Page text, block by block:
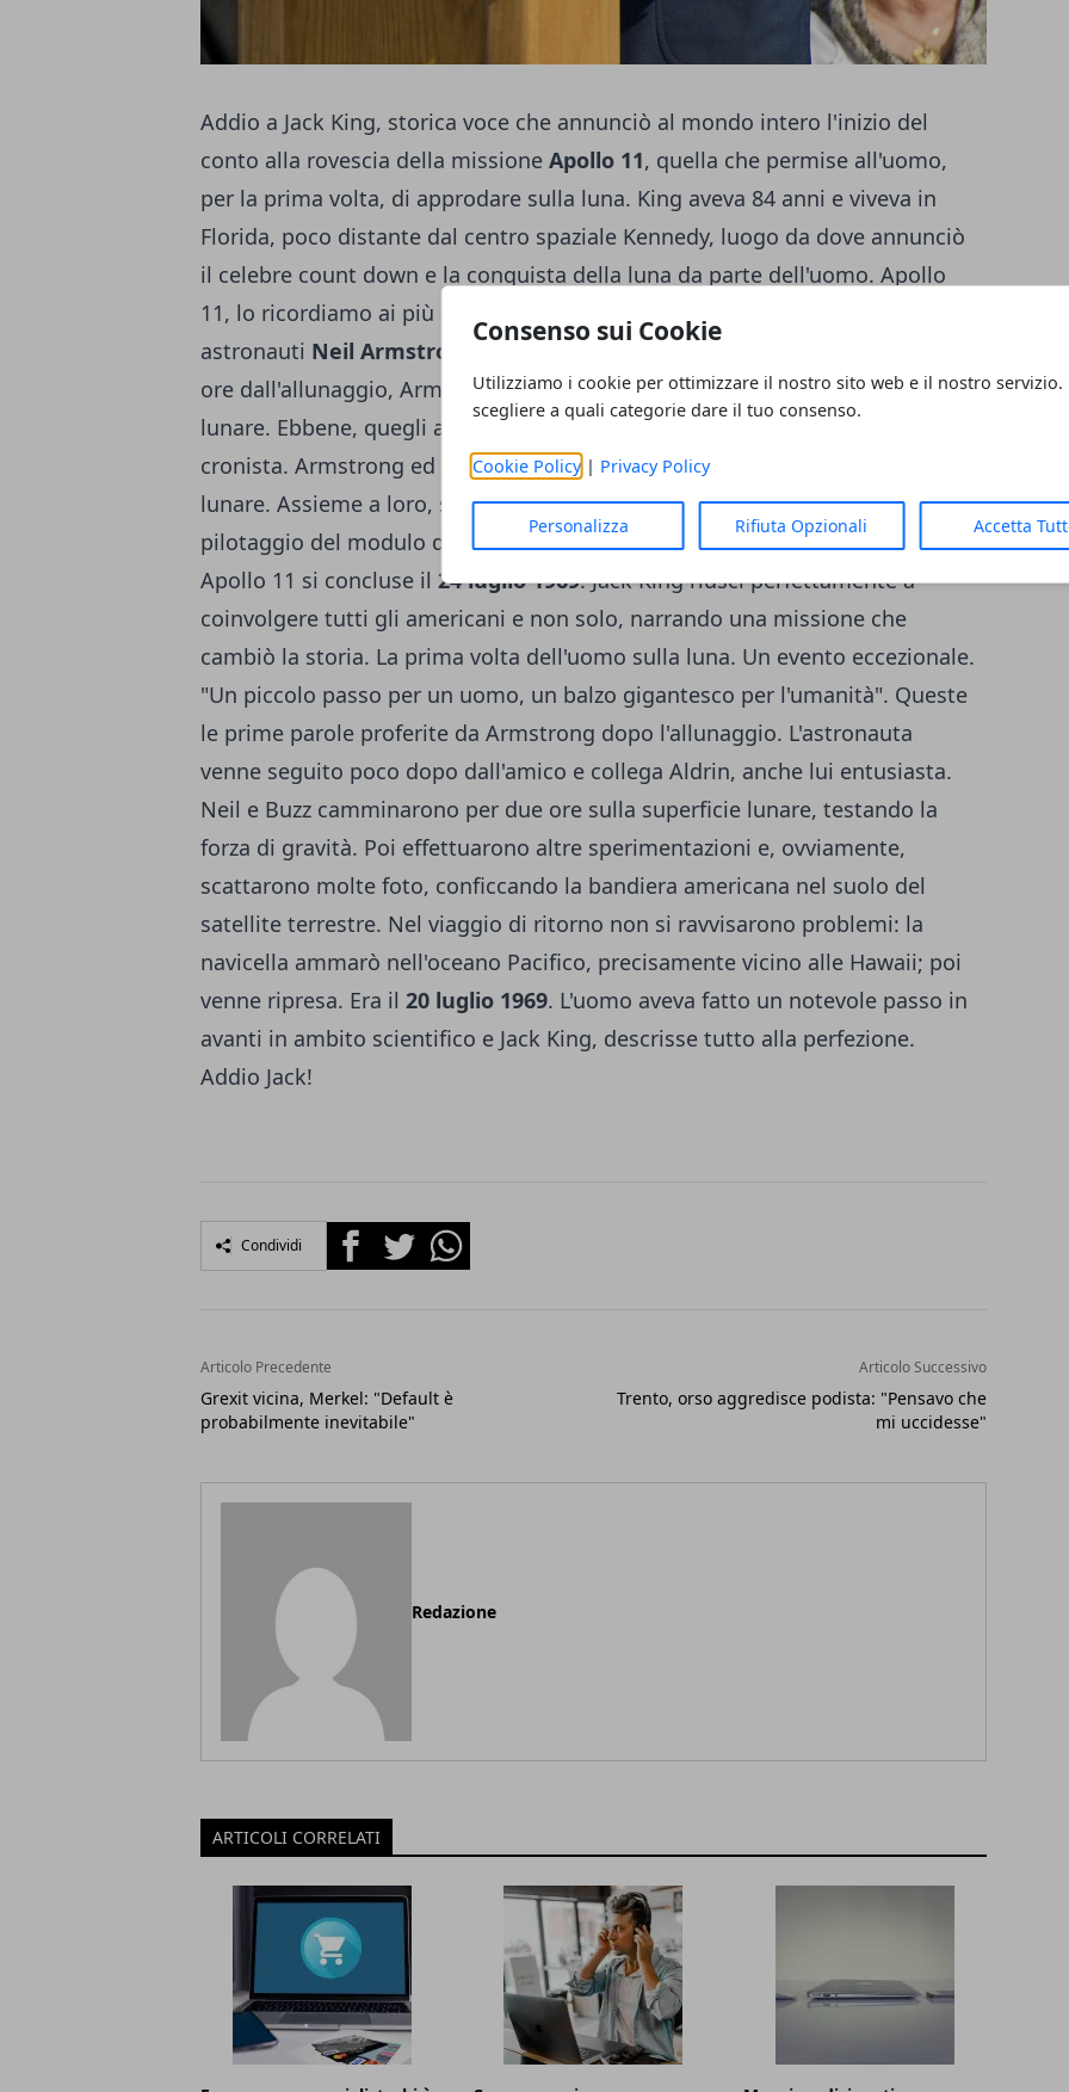
Consenso sui Cookie
Utilizziamo i cookie per ottimizzare il nostro sito web e il nostro servizio.
scegliere a quali categorie dare il tuo consenso.
Cookie Policy| Privacy Policy
Personalizza Rifiuta Opzionali Accetta
Addio a Jack King, storica voce che annunciò al mondo intero l'inizio del
conto alla rovescia della missione Apollo 11, quella che permise all'uomo,
per la prima volta, di approdare sulla luna. King aveva 84 anni e viveva in
Florida, poco distante dal centro spaziale Kennedy, luogo da dove annunciò
il celebre count down e la conquista della luna da parte dell'uomo. Apollo
11, lo ricordiamo ai più giovani, fu la missione che consentì nel 1969 agli
astronauti Neil Armstrong
ore dall'allunaggio, Armstrong lasciò la sua celeberrima impronta sul suolo
lunare. Ebbene, quegli attimi furono raccontati da King, grande giornalista e
cronista. Armstrong ed Aldrin portarono sulla Terra circa 20 kg di materiale
lunare. Assieme a loro, sulla Luna, ci fu Michael Collins, addetto al
pilotaggio del modulo di Comando che ricondusse gli astronauti sulla Terra.
Apollo 11 si concluse il 24 luglio 1969. Jack King riuscì perfettamente a
coinvolgere tutti gli americani e non solo, narrando una missione che
cambiò la storia. La prima volta dell'uomo sulla luna. Un evento eccezionale.
"Un piccolo passo per un uomo, un balzo gigantesco per l'umanità". Queste
le prime parole proferite da Armstrong dopo l'allunaggio. L'astronauta
venne seguito poco dopo dall'amico e collega Aldrin, anche lui entusiasta.
Neil e Buzz camminarono per due ore sulla superficie lunare, testando la
forza di gravità. Poi effettuarono altre sperimentazioni e, ovviamente,
scattarono molte foto, conficcando la bandiera americana nel suolo del
satellite terrestre. Nel viaggio di ritorno non si ravvisarono problemi: la
navicella ammarò nell'oceano Pacifico, precisamente vicino alle Hawaii; poi
venne ripresa. Era il 20 luglio 1969. L'uomo aveva fatto un notevole passo in
avanti in ambito scientifico e Jack King, descrisse tutto alla perfezione.
Addio Jack!
Condividi FacebookTwitterWhatsapp
Articolo Precedente
Grexit vicina, Merkel: "Default è
probabilmente inevitabile"
Articolo Successivo
Trento, orso aggredisce podista: "Pensavo che
mi uccidesse"
Redazione
ARTICOLI CORRELATI